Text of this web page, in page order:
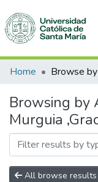
Communities &
All of DSpace
Home Browse
Browsing by
Murguia
All browse results